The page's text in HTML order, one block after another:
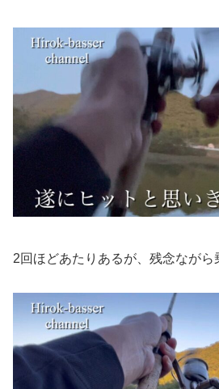
2回ほどあたりあるが、残念ながら